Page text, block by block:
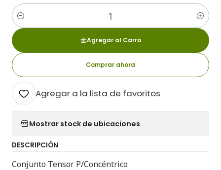
Cantidad
Agregar al Carro
Comprar ahora
Agregar a la lista de favoritos
Mostrar stock de ubicaciones
DESCRIPCIÓN
Conjunto Tensor P/Concéntrico